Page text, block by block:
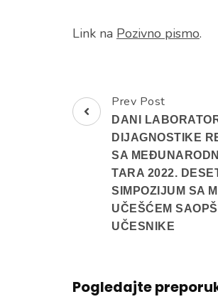
Link na Pozivno pismo.
Post
Navigation
Prev Post
DANI
DIJAGNOSTIKE
SA
TARA 2022.
SIMPOZIJUM SA
UČEŠĆEM
UČESNIKE
Pogledajte